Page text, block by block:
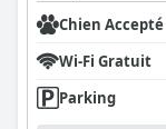
Chien Accepté
Wi-Fi Gratuit
Parking